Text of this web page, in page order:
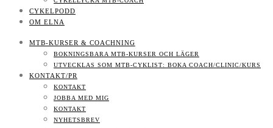
CYKELPODD
OM ELNA
MTB-KURSER & COACHNING
BOKNINGSBARA MTB-KURSER OCH LÄGER
UTVECKLAS SOM MTB-CYKLIST: BOKA COACH/CLINIC/KURS
KONTAKT/PR
KONTAKT
JOBBA MED MIG
KONTAKT
NYHETSBREV